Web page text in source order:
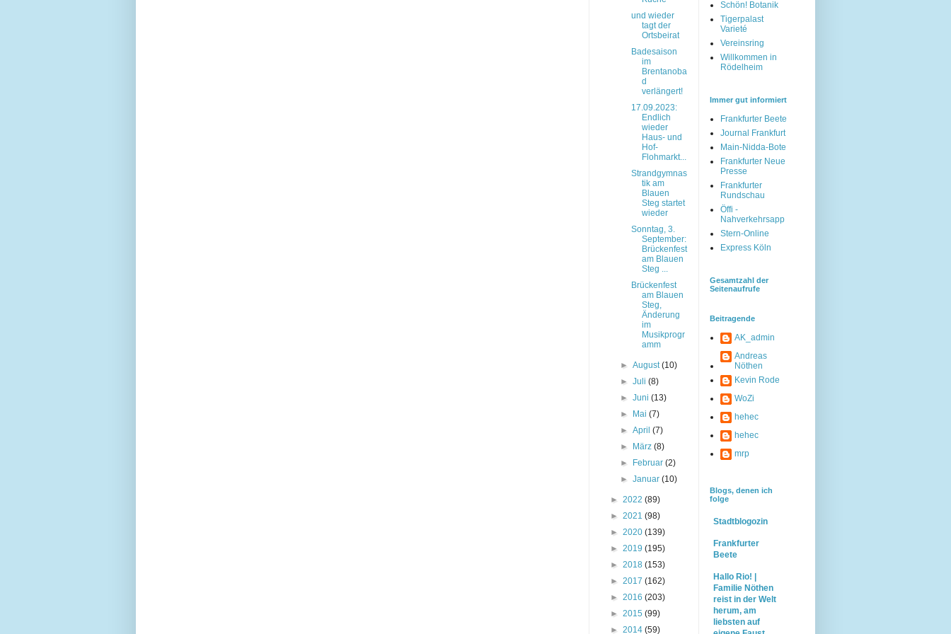
und wieder
tagt der
Ortsbeirat
Badesaison
im
Brentanoba
d
verlängert!
17.09.2023:
Endlich
wieder
Haus- und
Hof-
Flohmarkt...
Strandgymnas
tik am
Blauen
Steg startet
wieder
Sonntag, 3.
September:
Brückenfest
am Blauen
Steg ...
Brückenfest
am Blauen
Steg,
Änderung
im
Musikprogr
amm
►August(10)
►Juli(8)
►Juni(13)
►
Mai(7)
►April(7)
►
März(8)
►
Februar(2)
►Januar(10)
► 2022 (89)
► 2021 (98)
► 2020 (139)
► 2019 (195)
► 2018 (153)
► 2017 (162)
► 2016 (203)
► 2015 (99)
► 2014 (59)
Schön! Botanik
Tigerpalast
Varieté
Vereinsring
Willkommen in
Rödelheim
Immer gut informiert
Frankfurter Beete
Journal Frankfurt
Main-Nidda-Bote
Frankfurter Neue
Presse
Frankfurter
Rundschau
Öffi -
Nahverkehrsapp
Stern-Online
Express Köln
Gesamtzahl der
Seitenaufrufe
Beitragende
AK_admin
Andreas
Nöthen
Kevin Rode
WoZi
hehec
hehec
mrp
Blogs, denen ich
folge
Stadtblogozin
Frankfurter
Beete
Hallo Rio! |
Familie Nöthen
reist in der Welt
herum, am
liebsten auf